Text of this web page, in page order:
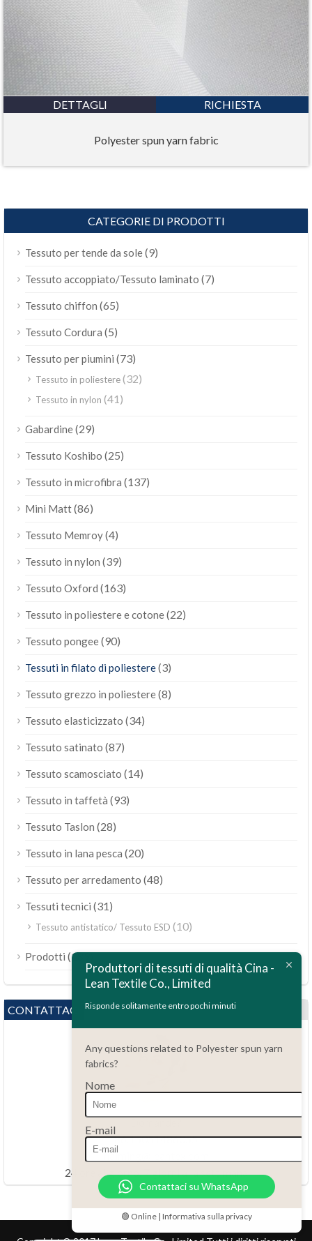
DETTAGLI RICHIESTA
Polyester spun yarn fabric
CATEGORIE DI PRODOTTI
Tessuto per tende da sole(9)
Tessuto accoppiato/Tessuto laminato (7)
Tessuto chiffon (65)
Tessuto Cordura (5)
Tessuto per piumini (73)
Tessuto in poliestere(32)
Tessuto in nylon (41)
Gabardine(29)
Tessuto Koshibo (25)
Tessuto in microfibra (137)
Mini Matt(86)
Tessuto Memroy(4)
Tessuto in nylon (39)
Tessuto Oxford (163)
Tessuto in poliestere e cotone(22)
Tessuto pongee(90)
Tessuti in filato di poliestere(3)
Tessuto grezzo in poliestere(8)
Tessuto elasticizzato (34)
Tessuto satinato (87)
Tessuto scamosciato (14)
Tessuto in taffetà (93)
Tessuto Taslon (28)
Tessuto in lana pesca (20)
Tessuto per arredamento (48)
Tessuti tecnici (31)
Tessuto antistatico/ Tessuto ESD (10)
Prodotti (189)
CONTATTACI
Domande?
86.15051486055
haiming@leantex.com
24 ore al giorno, 7 giorni alla settimana
Produttori di tessuti di qualità Cina -
Lean Textile Co., Limited
Risponde solitamente entro pochi minuti
Any questions related to Polyester spun yarn
fabrics?
Nome
E-mail
Contattaci su WhatsApp
🟢 Online | Informativa sulla privacy
English
Français
Português do Brasil
Русский
Tiếng Việt
العربية
Bahasa Indonesia
Polski
Bahasa Melayu